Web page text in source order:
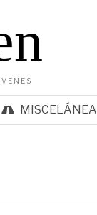
MISCELÁNEA